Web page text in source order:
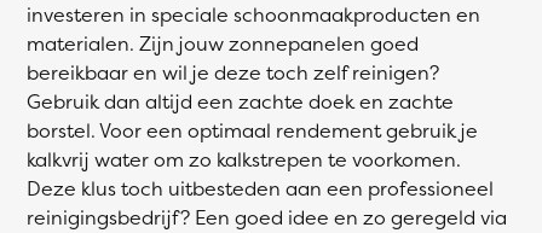
investeren in speciale schoonmaakproducten en
materialen. Zijn jouw zonnepanelen goed
bereikbaar en wil je deze toch zelf reinigen?
Gebruik dan altijd een zachte doek en zachte
borstel. Voor een optimaal rendement gebruik je
kalkvrij water om zo kalkstrepen te voorkomen.
Deze klus toch uitbesteden aan een professioneel
reinigingsbedrijf? Een goed idee en zo geregeld via